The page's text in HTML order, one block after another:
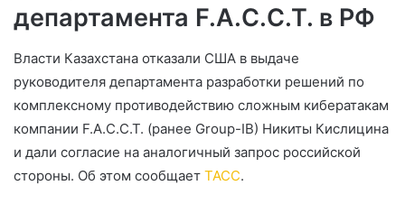
департамента F.A.C.C.T. в РФ
Власти Казахстана отказали США в выдаче
руководителя департамента разработки решений по
комплексному противодействию сложным кибератакам
компании F.A.C.C.T. (ранее Group-IB) Никиты Кислицина
и дали согласие на аналогичный запрос российской
стороны. Об этом сообщает ТАСС.